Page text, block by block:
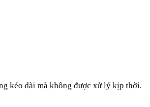
kéo dài mà không được xử lý kịp thời.